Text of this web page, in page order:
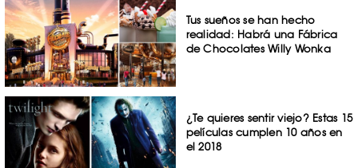
Tus sueños se han hecho
realidad: Habrá una Fábrica
de Chocolates Willy Wonka
¿Te quieres sentir viejo? Estas 15
películas cumplen 10 años en
el 2018